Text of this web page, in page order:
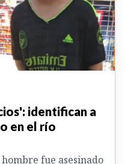
identifican a
en el río
fue asesinado